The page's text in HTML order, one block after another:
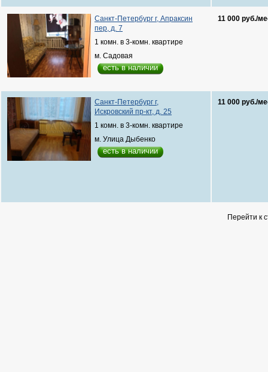
Санкт-Петербург г, Апраксин
пер, д. 7
1 комн. в 3-комн. квартире
м. Садовая
есть в наличии
11 000 руб./
Санкт-Петербург г,
Искровский пр-кт, д. 25
1 комн. в 3-комн. квартире
м. Улица Дыбенко
есть в наличии
11 000 руб./
Перейти к